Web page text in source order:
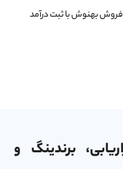
فروش بهنوش با ثبت درآمد
برندینگ و